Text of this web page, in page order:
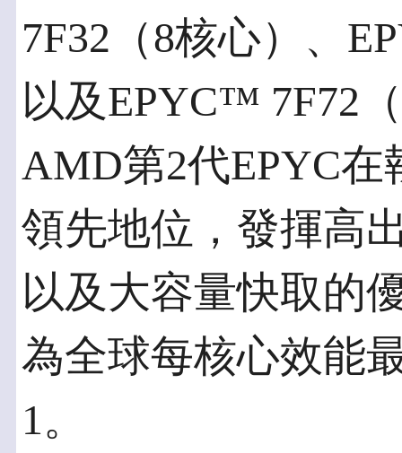
7F32（8核心）、
以及EPYC™ 7F72
AMD第2代EPYC
領先地位，發揮高
以及大容量快取的
為全球每核心效能
1。